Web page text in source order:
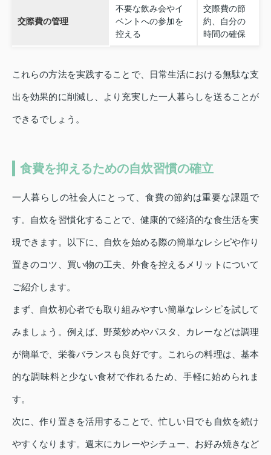
交際費の管理
不要な飲み会やイ
ベントへの参加を
控える
交際費の節
約、自分の
時間の確保
これらの方法を実践することで、日常生活における無駄な支
出を効果的に削減し、より充実した一人暮らしを送ることが
できるでしょう。
食費を抑えるための自炊習慣の確立
一人暮らしの社会人にとって、食費の節約は重要な課題で
す。自炊を習慣化することで、健康的で経済的な食生活を実
現できます。以下に、自炊を始める際の簡単なレシピや作り
置きのコツ、買い物の工夫、外食を控えるメリットについて
ご紹介します。
まず、自炊初心者でも取り組みやすい簡単なレシピを試して
みましょう。例えば、野菜炒めやパスタ、カレーなどは調理
が簡単で、栄養バランスも良好です。これらの料理は、基本
的な調味料と少ない食材で作れるため、手軽に始められま
す。
次に、作り置きを活用することで、忙しい日でも自炊を続け
やすくなります。週末にカレーやシチュー、お好み焼きなど